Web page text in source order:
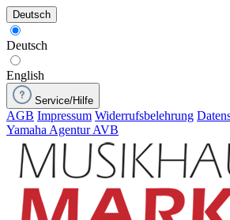
Deutsch
Deutsch
English
Service/Hilfe
AGB Impressum Widerrufsbelehrung
Yamaha Agentur AVB